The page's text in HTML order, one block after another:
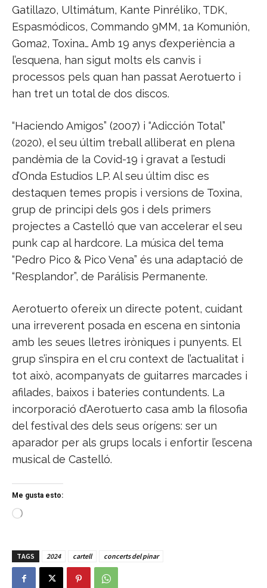
Gatillazo, Ultimátum, Kante Pinréliko, TDK,
Espasmódicos, Commando 9MM, 1a Komunión,
Goma2, Toxina… Amb 19 anys d’experiència a
l’esquena, han sigut molts els canvis i
processos pels quan han passat Aerotuerto i
han tret un total de dos discos.
“Haciendo Amigos” (2007) i “Adicción Total”
(2020), el seu últim treball alliberat en plena
pandèmia de la Covid-19 i gravat a l’estudi
d’Onda Estudios LP. Al seu últim disc es
destaquen temes propis i versions de Toxina,
grup de principi dels 90s i dels primers
projectes a Castelló que van accelerar el seu
punk cap al hardcore. La música del tema
“Pedro Pico & Pico Vena” és una adaptació de
“Resplandor”, de Parálisis Permanente.
Aerotuerto ofereix un directe potent, cuidant
una irreverent posada en escena en sintonia
amb les seues lletres iròniques i punyents. El
grup s’inspira en el cru context de l’actualitat i
tot això, acompanyats de guitarres marcades i
afilades, baixos i bateries contundents. La
incorporació d’Aerotuerto casa amb la filosofia
del festival des dels seus orígens: ser un
aparador per als grups locals i enfortir l’escena
musical de Castelló.
Me gusta esto:
C
a
n
d
TAGS 2024 cartell concerts del pinar